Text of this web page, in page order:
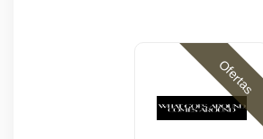
Ofertas